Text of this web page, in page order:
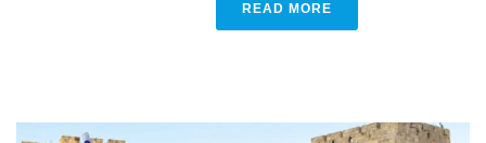
READ MORE